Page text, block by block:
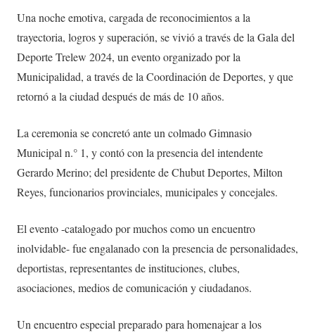
Una noche emotiva, cargada de reconocimientos a la
trayectoria, logros y superación, se vivió a través de la Gala del
Deporte Trelew 2024, un evento organizado por la
Municipalidad, a través de la Coordinación de Deportes, y que
retornó a la ciudad después de más de 10 años.
La ceremonia se concretó ante un colmado Gimnasio
Municipal n.° 1, y contó con la presencia del intendente
Gerardo Merino; del presidente de Chubut Deportes, Milton
Reyes, funcionarios provinciales, municipales y concejales.
El evento -catalogado por muchos como un encuentro
inolvidable- fue engalanado con la presencia de personalidades,
deportistas, representantes de instituciones, clubes,
asociaciones, medios de comunicación y ciudadanos.
Un encuentro especial preparado para homenajear a los